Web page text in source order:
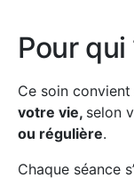
Pour qui
Ce soin convient
votre vie, selon
ou régulière.
Chaque séance